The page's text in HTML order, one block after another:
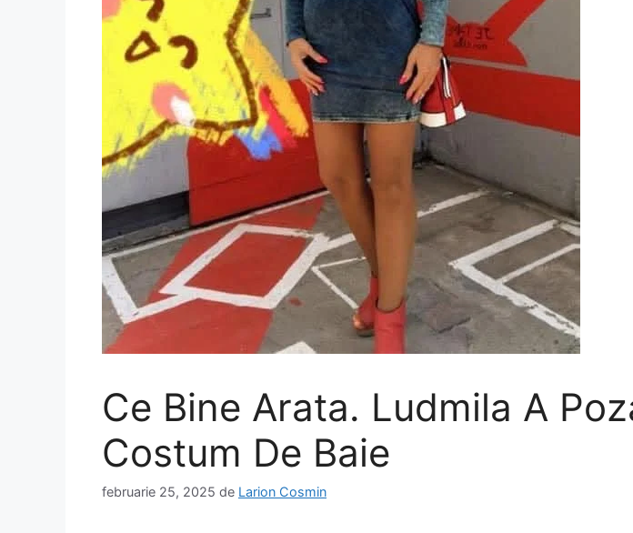
Ce Bine Arata. Ludmila A
Costum De Baie
februarie 25, 2025 de Larion Cosmin